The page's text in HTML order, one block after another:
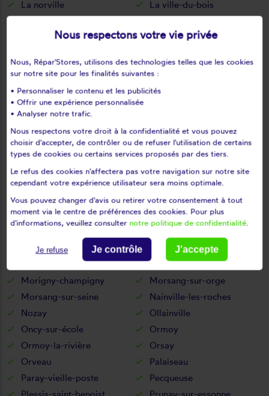
La norville
La ville-du-bois
Le plessis-pâté
Le val-saint-germain
Les ulis
Leudeville
Leuville-sur-orge
Limours
Limours en hurepoix
Lisses
Longpont-sur-orge
Maisse
Marcoussis
Marolles-en-beauce
Marolles-en-hurepoix
Massy
Mauchamps
Mennecy
Méréville
Mérobert
Mespuits
Milly-la-forêt
Monnerville
Montgeron
Morangis
Morigny-champigny
Morsang-sur-orge
Morsang-sur-seine
Nainville-les-roches
Nozay
Ollainville
Oncy-sur-école
Ormoy
Ormoy-la-rivière
Orsay
Orveau
Palaiseau
Paray-vieille-poste
Pecqueuse
Nous respectons votre vie privée
Nous, Répar'Stores, utilisons des technologies telles que les cookies
sur notre site pour les finalités suivantes :
• Personnaliser le contenu et les publicités
• Offrir une expérience personnalisée
• Analyser notre trafic.
Nous respectons votre droit à la confidentialité et vous pouvez
choisir d'accepter, de contrôler ou de refuser l'utilisation de certains
types de cookies ou certains services proposés par des tiers.
Le refus des cookies n'affectera pas votre navigation sur notre site
cependant votre expérience utilisateur sera moins optimale.
Vous pouvez changer d'avis ou retirer votre consentement à tout
moment via le centre de préférences des cookies. Pour plus
d'informations, veuillez consulter notre politique de confidentialité.
Je refuse Je contrôle J'accepte